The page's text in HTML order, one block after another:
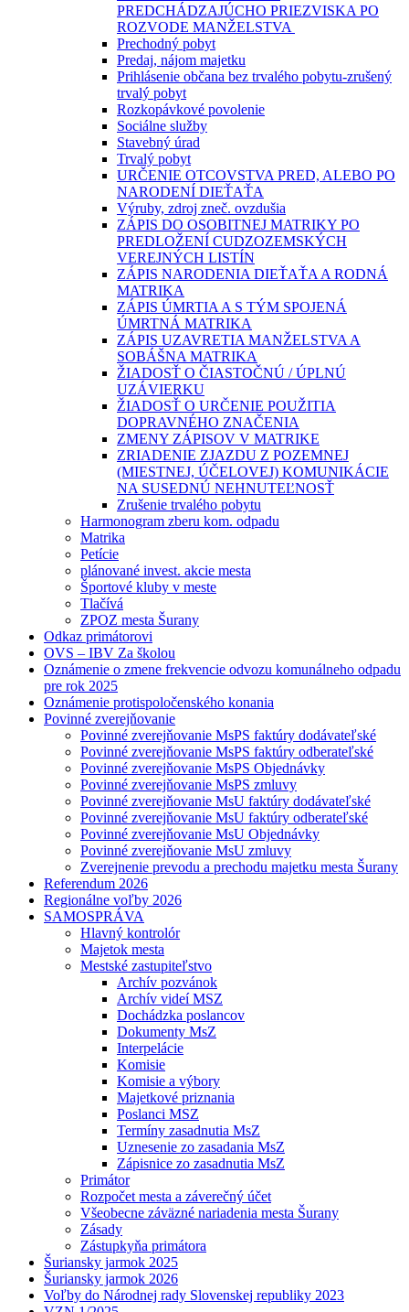
PREDCHÁDZAJÚCHO PRIEZVISKA PO
ROZVODE MANŽELSTVA
Prechodný pobyt
Predaj, nájom majetku
Prihlásenie občana bez trvalého pobytu-zrušený
trvalý pobyt
Rozkopávkové povolenie
Sociálne služby
Stavebný úrad
Trvalý pobyt
URČENIE OTCOVSTVA PRED, ALEBO PO
NARODENÍ DIEŤAŤA
Výruby, zdroj zneč. ovzdušia
ZÁPIS DO OSOBITNEJ MATRIKY PO
PREDLOŽENÍ CUDZOZEMSKÝCH
VEREJNÝCH LISTÍN
ZÁPIS NARODENIA DIEŤAŤA A RODNÁ
MATRIKA
ZÁPIS ÚMRTIA A S TÝM SPOJENÁ
ÚMRTNÁ MATRIKA
ZÁPIS UZAVRETIA MANŽELSTVA A
SOBÁŠNA MATRIKA
ŽIADOSŤ O ČIASTOČNÚ / ÚPLNÚ
UZÁVIERKU
ŽIADOSŤ O URČENIE POUŽITIA
DOPRAVNÉHO ZNAČENIA
ZMENY ZÁPISOV V MATRIKE
ZRIADENIE ZJAZDU Z POZEMNEJ
(MIESTNEJ, ÚČELOVEJ) KOMUNIKÁCIE
NA SUSEDNÚ NEHNUTEĽNOSŤ
Zrušenie trvalého pobytu
Harmonogram zberu kom. odpadu
Matrika
Petície
plánované invest. akcie mesta
Športové kluby v meste
Tlačívá
ZPOZ mesta Šurany
Odkaz primátorovi
OVS – IBV Za školou
Oznámenie o zmene frekvencie odvozu komunálneho odpadu
pre rok 2025
Oznámenie protispoločenského konania
Povinné zverejňovanie
Povinné zverejňovanie MsPS faktúry dodávateľské
Povinné zverejňovanie MsPS faktúry odberateľské
Povinné zverejňovanie MsPS Objednávky
Povinné zverejňovanie MsPS zmluvy
Povinné zverejňovanie MsU faktúry dodávateľské
Povinné zverejňovanie MsU faktúry odberateľské
Povinné zverejňovanie MsU Objednávky
Povinné zverejňovanie MsU zmluvy
Zverejnenie prevodu a prechodu majetku mesta Šurany
Referendum 2026
Regionálne voľby 2026
SAMOSPRÁVA
Hlavný kontrolór
Majetok mesta
Mestské zastupiteľstvo
Archív pozvánok
Archív videí MSZ
Dochádzka poslancov
Dokumenty MsZ
Interpelácie
Komisie
Komisie a výbory
Majetkové priznania
Poslanci MSZ
Termíny zasadnutia MsZ
Uznesenie zo zasadania MsZ
Zápisnice zo zasadnutia MsZ
Primátor
Rozpočet mesta a záverečný účet
Všeobecne záväzné nariadenia mesta Šurany
Zásady
Zástupkyňa primátora
Šuriansky jarmok 2025
Šuriansky jarmok 2026
Voľby do Národnej rady Slovenskej republiky 2023